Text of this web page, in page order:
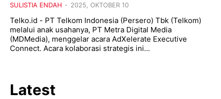
SULISTIA ENDAH - 2025, OKTOBER 10
Telko.id - PT Telkom Indonesia (Persero) Tbk (Telkom)
melalui anak usahanya, PT Metra Digital Media
(MDMedia), menggelar acara AdXelerate Executive
Connect. Acara kolaborasi strategis ini...
Latest